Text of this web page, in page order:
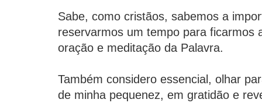
Sabe, como cristãos, sabemos a
reservarmos um tempo para ficarmos
oração e meditação da Palavra.
Também considero essencial, olhar
de minha pequenez, em gratidão e